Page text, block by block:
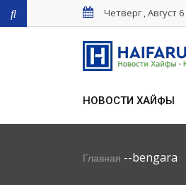
Четверг , Август 6
НОВОСТИ ХАЙФЫ
Главная --bengara